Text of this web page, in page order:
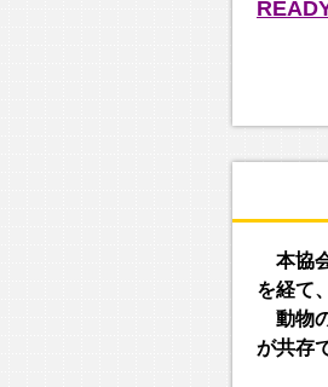
本協
を経て
動物
が共存